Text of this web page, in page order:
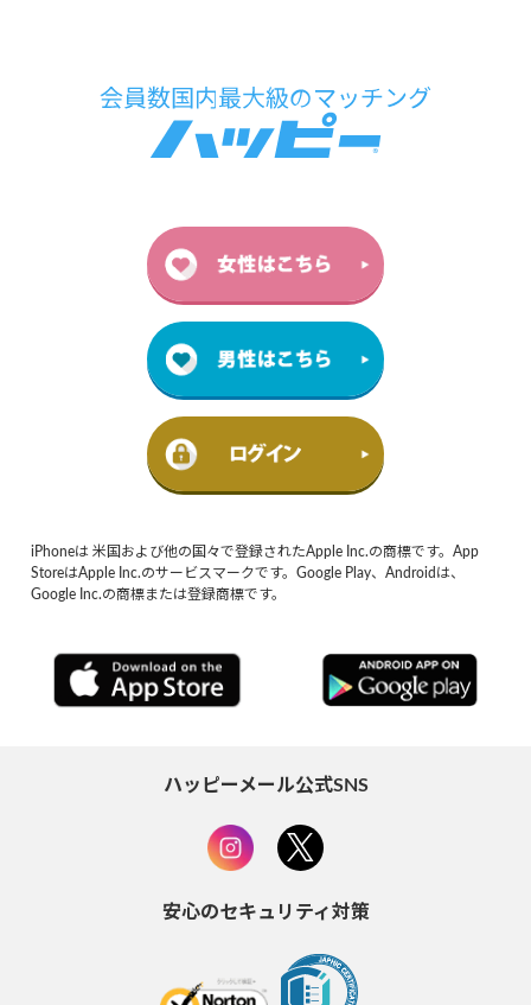
iPhoneは 米国および他の国々で登録されたApple Inc.の商標です。App
StoreはApple Inc.のサービスマークです。Google Play、Androidは、
Google Inc.の商標または登録商標です。
ハッピーメール公式SNS
安心のセキュリティ対策